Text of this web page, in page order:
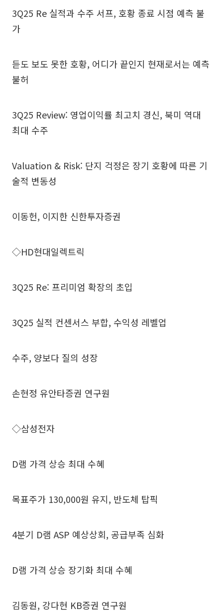
3Q25 Re 실적과 수주 서프, 호황 종료 시점 예측 불
가
듣도 보도 못한 호황, 어디가 끝인지 현재로서는 예측
불허
3Q25 Review: 영업이익률 최고치 경신, 북미 역대
최대 수주
Valuation & Risk: 단지 걱정은 장기 호황에 따른 기
술적 변동성
이동헌, 이지한 신한투자증권
◇HD현대일렉트릭
3Q25 Re: 프리미엄 확장의 초입
3Q25 실적 컨센서스 부합, 수익성 레벨업
수주, 양보다 질의 성장
손현정 유안타증권 연구원
◇삼성전자
D램 가격 상승 최대 수혜
목표주가 130,000원 유지, 반도체 탑픽
4분기 D램 ASP 예상상회, 공급부족 심화
D램 가격 상승 장기화 최대 수혜
김동원, 강다현 KB증권 연구원